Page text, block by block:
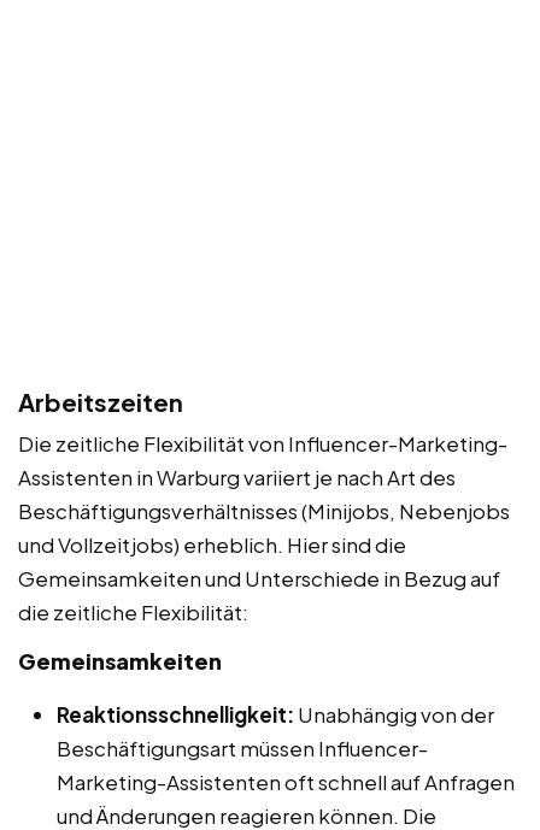
Arbeitszeiten
Die zeitliche Flexibilität von Influencer-Marketing-
Assistenten in Warburg variiert je nach Art des
Beschäftigungsverhältnisses (Minijobs, Nebenjobs
und Vollzeitjobs) erheblich. Hier sind die
Gemeinsamkeiten und Unterschiede in Bezug auf
die zeitliche Flexibilität:
Gemeinsamkeiten
Reaktionsschnelligkeit: Unabhängig von der
Beschäftigungsart müssen Influencer-
Marketing-Assistenten oft schnell auf Anfragen
und Änderungen reagieren können. Die